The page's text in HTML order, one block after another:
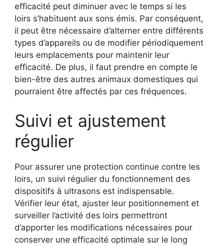
efficacité peut diminuer avec le temps si les
loirs s’habituent aux sons émis. Par conséquent,
il peut être nécessaire d’alterner entre différents
types d’appareils ou de modifier périodiquement
leurs emplacements pour maintenir leur
efficacité. De plus, il faut prendre en compte le
bien-être des autres animaux domestiques qui
pourraient être affectés par ces fréquences.
Suivi et ajustement
régulier
Pour assurer une protection continue contre les
loirs, un suivi régulier du fonctionnement des
dispositifs à ultrasons est indispensable.
Vérifier leur état, ajuster leur positionnement et
surveiller l’activité des loirs permettront
d’apporter les modifications nécessaires pour
conserver une efficacité optimale sur le long